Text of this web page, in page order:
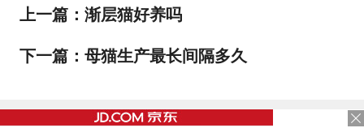
上一篇： 渐层猫好养吗
下一篇： 母猫生产最长间隔多久